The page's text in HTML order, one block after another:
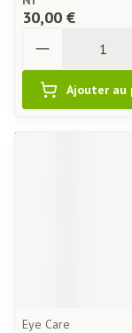
30,00 €
Ajouter au
Eye Care